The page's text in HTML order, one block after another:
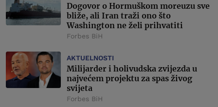
Dogovor o Hormuškom moreuzu sve
bliže, ali Iran traži ono što
Washington ne želi prihvatiti
Forbes BiH
AKTUELNOSTI
Milijarder i holivudska zvijezda u
najvećem projektu za spas živog
svijeta
Forbes BiH